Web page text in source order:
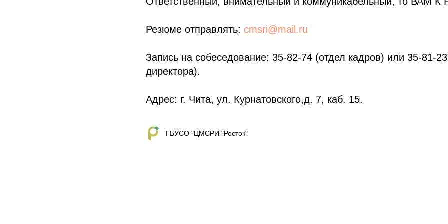
Резюме отправлять: cmsri@mail.ru
Запись на собеседование: 35-82-74 (отдел кадров) или 35-81-
директора).
Адрес: г. Чита, ул. Курнатовского,д. 7, каб. 15.
ГБУСО "ЦМСРИ "Росток"